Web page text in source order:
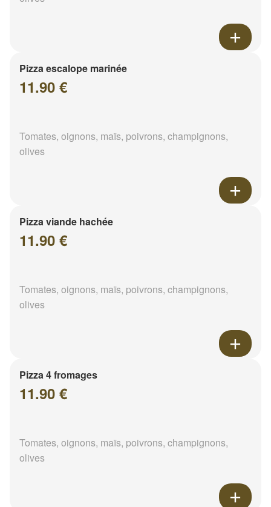
Pizza escalope marinée
11.90 €
Tomates, oignons, maïs, poivrons, champignons,
olives
Pizza viande hachée
11.90 €
Tomates, oignons, maïs, poivrons, champignons,
olives
Pizza 4 fromages
11.90 €
Tomates, oignons, maïs, poivrons, champignons,
olives